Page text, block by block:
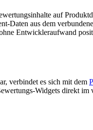
auf
aus dem
Entwickleraufwand
verbindet es sich mit dem
Widgets direkt